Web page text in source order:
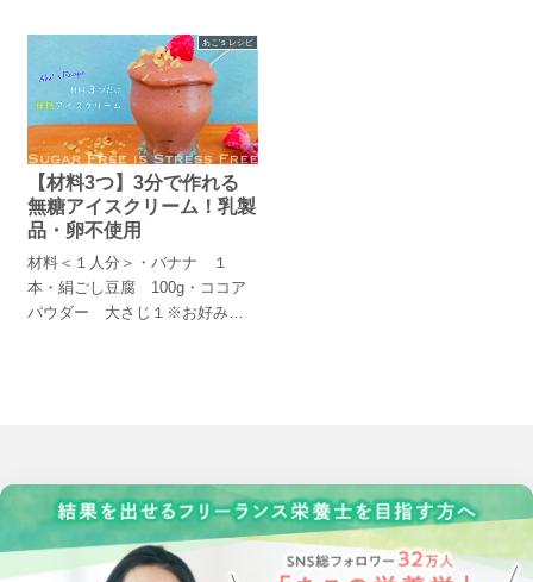
あこ’s レシピ
【材料3つ】3分で作れる
無糖アイスクリーム！乳製
品・卵不使用
材料＜１人分＞・バナナ １
本・絹ごし豆腐 100g・ココア
パウダー 大さじ１※お好みで